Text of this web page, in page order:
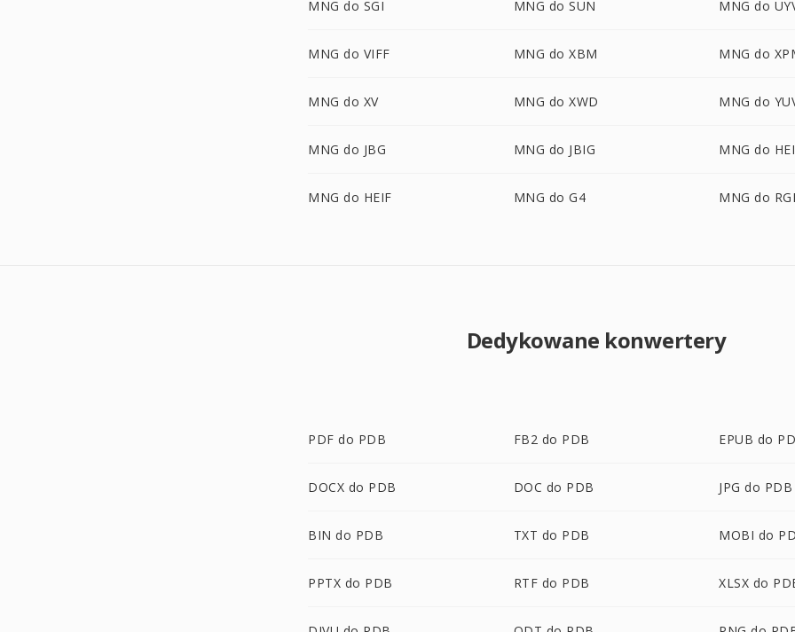
MNG do SGI MNG do SUN MNG do
MNG do VIFF MNG do XBM MNG do
MNG do XV MNG do XWD MNG do
MNG do JBG MNG do JBIG MNG do
MNG do HEIF MNG do G4 MNG do
Dedykowane konwertery
PDF do PDB FB2 do PDB EPUB do
DOCX do PDB DOC do PDB JPG do PDB
BIN do PDB TXT do PDB MOBI do
PPTX do PDB RTF do PDB XLSX do